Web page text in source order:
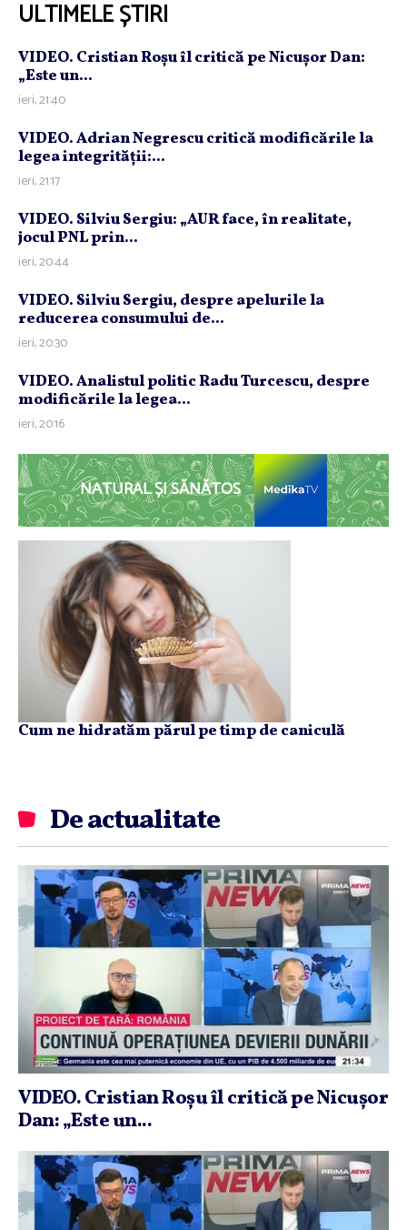
ULTIMELE ȘTIRI
VIDEO. Cristian Roşu îl critică pe Nicuşor Dan:
„Este un...
ieri, 21:40
VIDEO. Adrian Negrescu critică modificările la
legea integrităţii:...
ieri, 21:17
VIDEO. Silviu Sergiu: „AUR face, în realitate,
jocul PNL prin...
ieri, 20:44
VIDEO. Silviu Sergiu, despre apelurile la
reducerea consumului de...
ieri, 20:30
VIDEO. Analistul politic Radu Turcescu, despre
modificările la legea...
ieri, 20:16
NATURAL ȘI SĂNĂTOS
Cum ne hidratăm părul pe timp de caniculă
De actualitate
VIDEO. Cristian Roşu îl critică pe Nicuşor
Dan: „Este un...